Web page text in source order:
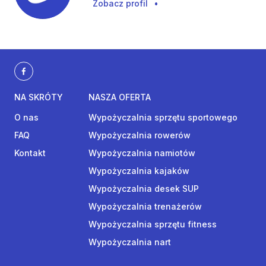
Zobacz profil •
NA SKRÓTY
O nas
FAQ
Kontakt
NASZA OFERTA
Wypożyczalnia sprzętu sportowego
Wypożyczalnia rowerów
Wypożyczalnia namiotów
Wypożyczalnia kajaków
Wypożyczalnia desek SUP
Wypożyczalnia trenażerów
Wypożyczalnia sprzętu fitness
Wypożyczalnia nart